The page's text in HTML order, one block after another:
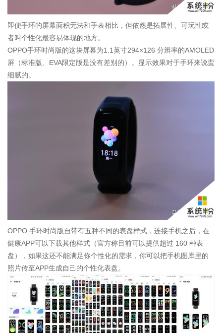
即便手环的屏幕面积无法和手表相比，但依然是拓展性、可玩性或
者叫个性化最容易体现的地方。
OPPO手环时尚版的这块屏幕为1.1英寸294×126 分辨率的AMOLED
屏（标准版、EVA限定版是没有差别的）。显示效果对于手环来说蛮
细腻的。
OPPO 手环时尚版自带有五种不同的表盘样式，连接手机之后，在
健康APP可以下载其他样式（官方称目前可以提供超过 160 种表
盘），如果这还不能满足你个性化的需求，你可以把手机图库里的
照片传至APP生成自己的个性化表盘。